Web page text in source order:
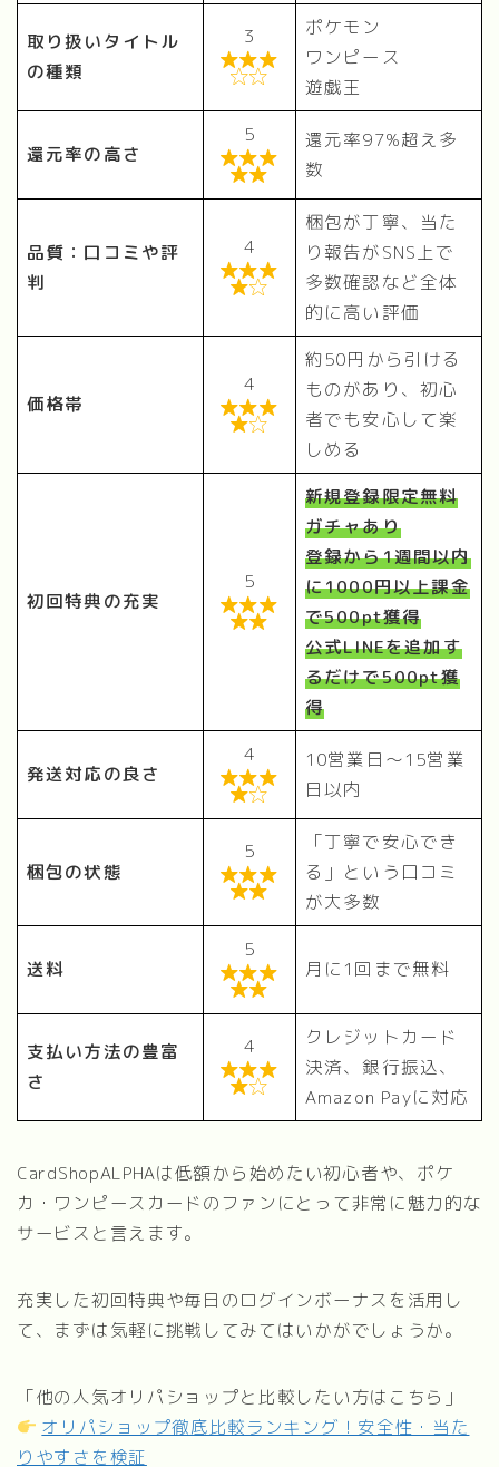
取り扱いタイトル
の種類
3


ポケモン
ワンピース
遊戯王
還元率の高さ
5


還元率97%超え多
数
品質：口コミや評
判
4


梱包が丁寧、当た
り報告がSNS上で
多数確認など全体
的に高い評価
価格帯
4


約50円から引ける
ものがあり、初心
者でも安心して楽
しめる
初回特典の充実
5


新規登録限定無料
ガチャあり
登録から1週間以内
に1000円以上課金
で500pt獲得
公式LINEを追加す
るだけで500pt獲
得
発送対応の良さ
4


10営業日〜15営業
日以内
梱包の状態
5


「丁寧で安心でき
る」という口コミ
が大多数
送料
5


月に1回まで無料
支払い方法の豊富
さ
4


クレジットカード
決済、銀行振込、
Amazon Payに対応
CardShopALPHAは低額から始めたい初心者や、ポケ
カ・ワンピースカードのファンにとって非常に魅力的な
サービスと言えます。
充実した初回特典や毎日のログインボーナスを活用し
て、まずは気軽に挑戦してみてはいかがでしょうか。
「他の人気オリパショップと比較したい方はこちら」
オリパショップ徹底比較ランキング！安全性・当た
りやすさを検証